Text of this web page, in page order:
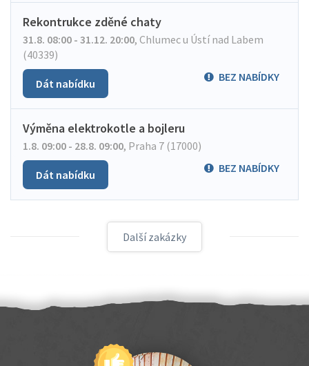
Rekontrukce zděné chaty
31.8. 08:00 - 31.12. 20:00, Chlumec u Ústí nad Labem
(40339)
BEZ NABÍDKY
Dát nabídku
Výměna elektrokotle a bojleru
1.8. 09:00 - 28.8. 09:00, Praha 7 (17000)
BEZ NABÍDKY
Dát nabídku
Další zakázky